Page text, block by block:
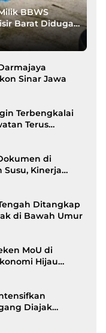
BBWS
Barat Diduga
Sinar Jawa
Terbengkalai
Terus
di
Kinerja
Ditangkap
di Bawah Umur
MoU di
Hijau
Karbon
Diajak
Padang